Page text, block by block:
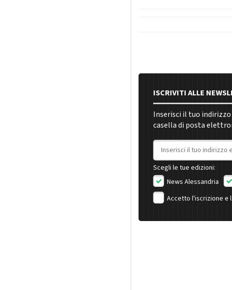
ISCRIVITI ALLE
Inserisci il tuo
casella di posta
Indirizzo email
Scegli le tue edizioni:
News Alessandria
Accetto l'iscrizione e